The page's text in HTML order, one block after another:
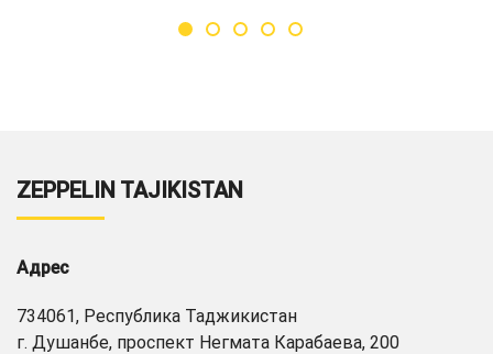
ZEPPELIN TAJIKISTAN
Адрес
734061, Республика Таджикистан
г. Душанбе, проспект Негмата Карабаева, 200